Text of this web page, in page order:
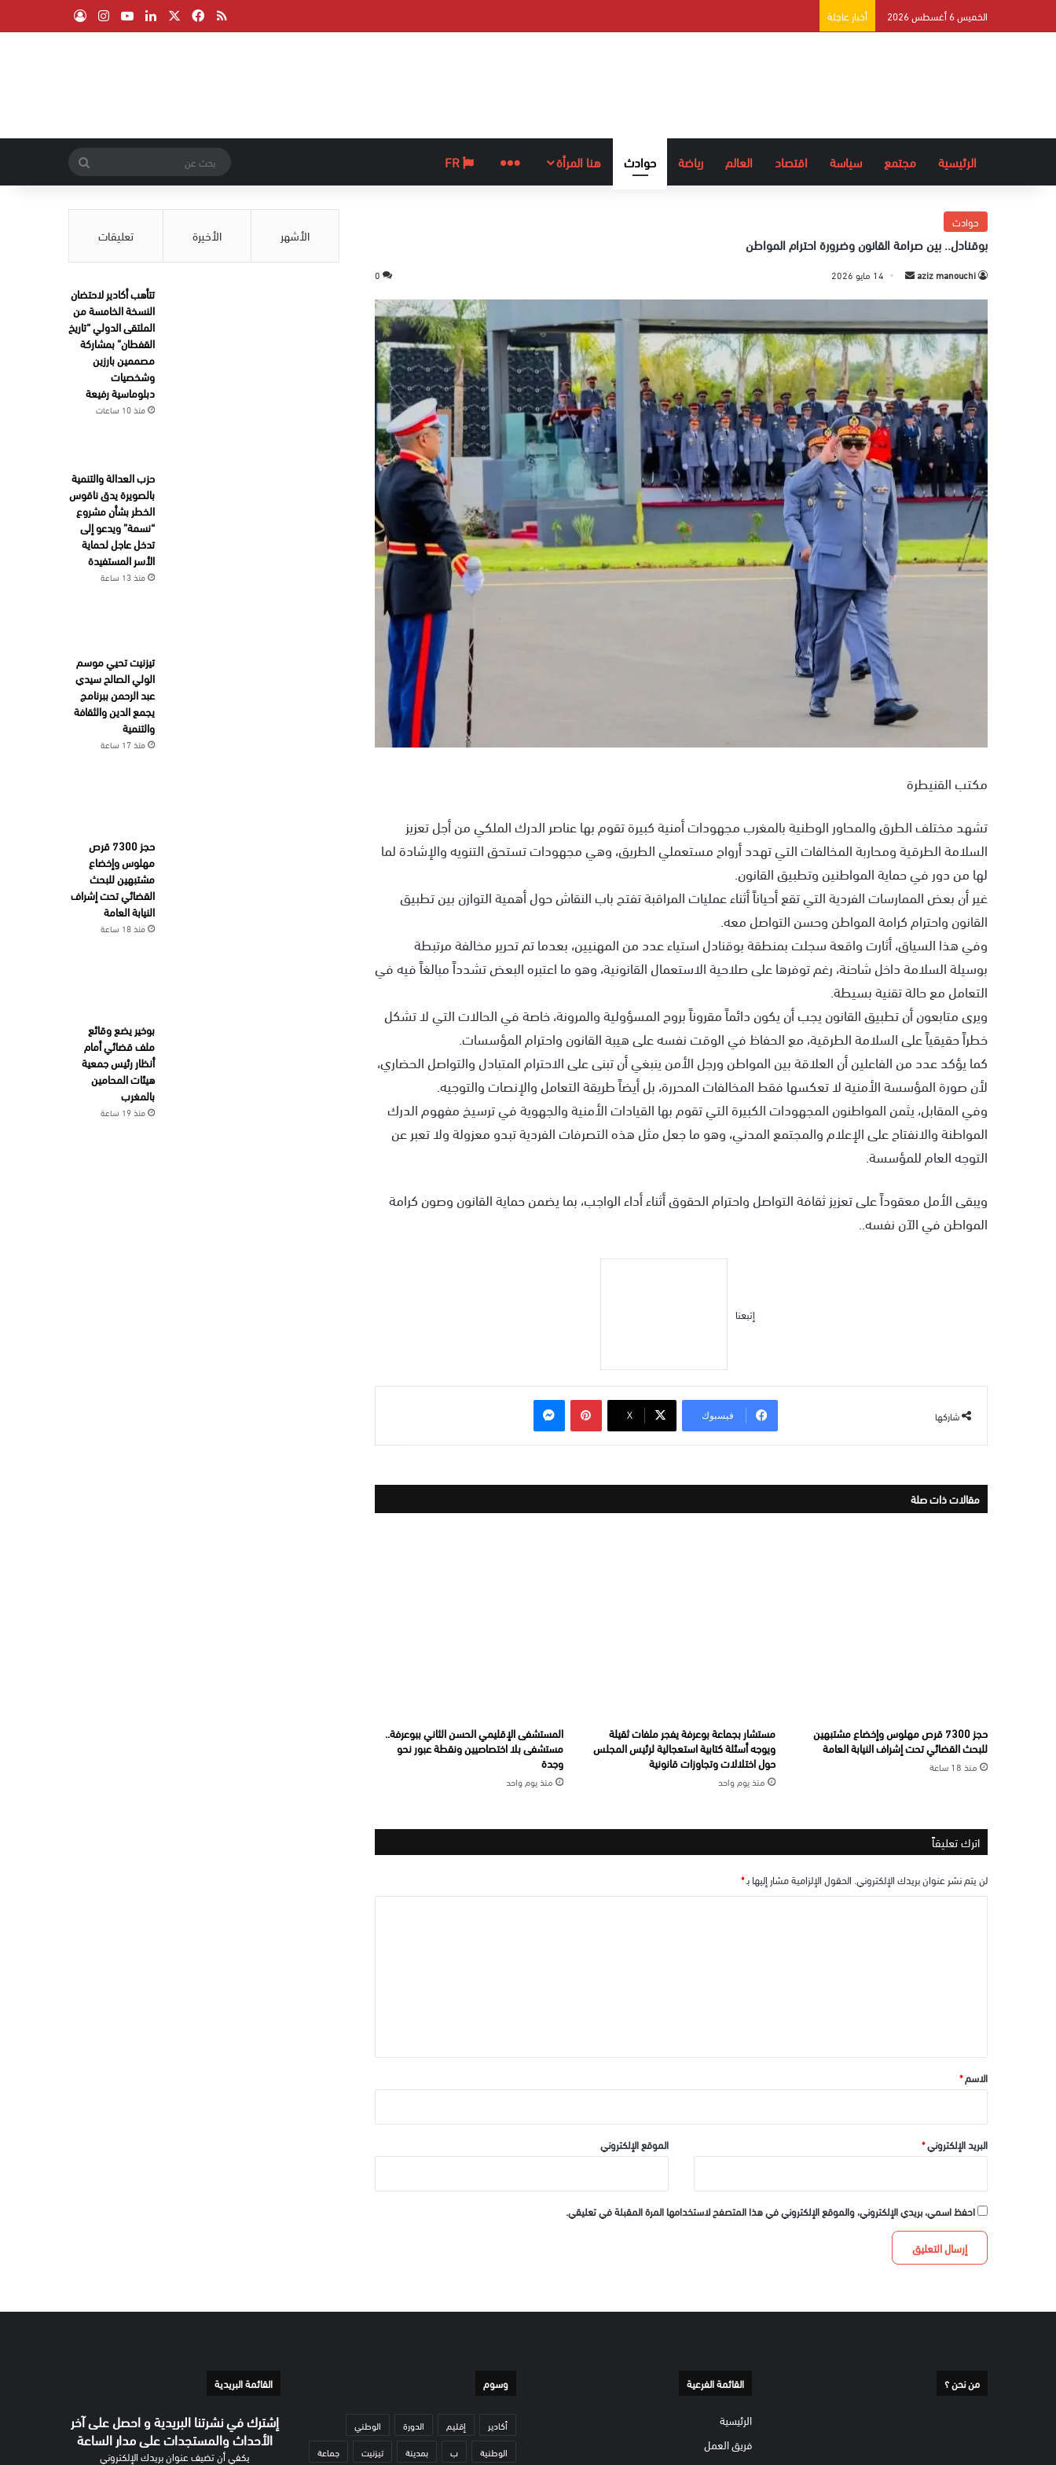
الخميس 6 أغسطس 2026 أخبار عاجلة ملخص الموقع RSS
فيسبوك لينكدإن ‫YouTube
انستقرام
الرئيسية مجتمع سياسة اقتصاد العالم رياضة حوادث هنا المرأة المزيد
عن
حوادث
بوقنادل.. بين صرامة القانون وضرورة احترام المواطن
aziz manouchi
ل
ب
ر
ي
د
ا
ل
ك
ت
و
ن
ي
14 مايو 2026 0
مكتب القنيطرة
تشهد مختلف الطرق والمحاور الوطنية بالمغرب مجهودات أمنية كبيرة تقوم بها عناصر الدرك الملكي من أجل تعزيز
السلامة الطرقية ومحاربة المخالفات التي تهدد أرواح مستعملي الطريق، وهي مجهودات تستحق التنويه والإشادة لما
لها من دور في حماية المواطنين وتطبيق القانون.
غير أن بعض الممارسات الفردية التي تقع أحياناً أثناء عمليات المراقبة تفتح باب النقاش حول أهمية التوازن بين تطبيق
القانون واحترام كرامة المواطن وحسن التواصل معه.
وفي هذا السياق، أثارت واقعة سجلت بمنطقة بوقنادل استياء عدد من المهنيين، بعدما تم تحرير مخالفة مرتبطة
بوسيلة السلامة داخل شاحنة، رغم توفرها على صلاحية الاستعمال القانونية، وهو ما اعتبره البعض تشدداً مبالغاً فيه في
التعامل مع حالة تقنية بسيطة.
ويرى متابعون أن تطبيق القانون يجب أن يكون دائماً مقروناً بروح المسؤولية والمرونة، خاصة في الحالات التي لا تشكل
خطراً حقيقياً على السلامة الطرقية، مع الحفاظ في الوقت نفسه على هيبة القانون واحترام المؤسسات.
كما يؤكد عدد من الفاعلين أن العلاقة بين المواطن ورجل الأمن ينبغي أن تبنى على الاحترام المتبادل والتواصل الحضاري،
لأن صورة المؤسسة الأمنية لا تعكسها فقط المخالفات المحررة، بل أيضاً طريقة التعامل والإنصات والتوجيه.
وفي المقابل، يثمن المواطنون المجهودات الكبيرة التي تقوم بها القيادات الأمنية والجهوية في ترسيخ مفهوم الدرك
المواطنة والانفتاح على الإعلام والمجتمع المدني، وهو ما جعل مثل هذه التصرفات الفردية تبدو معزولة ولا تعبر عن
التوجه العام للمؤسسة.
ويبقى الأمل معقوداً على تعزيز ثقافة التواصل واحترام الحقوق أثناء أداء الواجب، بما يضمن حماية القانون وصون كرامة
المواطن في الآن نفسه..
إتبعنا
شاركها فيسبوك ‫X
بينتيريست
مقالات ذات صلة
حجز 7300 قرص مهلوس وإخضاع مشتبهين
للبحث القضائي تحت إشراف النيابة العامة
منذ 18 ساعة
مستشار بجماعة بوعرفة يفجر ملفات ثقيلة
ويوجه أسئلة كتابية استعجالية لرئيس المجلس
حول اختلالات وتجاوزات قانونية
منذ يوم واحد
المستشفى الإقليمي الحسن الثاني ببوعرفة..
مستشفى بلا اختصاصيين ونقطة عبور نحو
وجدة
منذ يوم واحد
اترك تعليقاً
لن يتم نشر عنوان بريدك الإلكتروني. الحقول الإلزامية مشار إليها بـ*
*الاسم*
البريد الإلكتروني* الموقع الإلكتروني
احفظ اسمي، بريدي الإلكتروني، والموقع الإلكتروني في هذا المتصفح لاستخدامها المرة المقبلة في تعليقي.
الأشهر الأخيرة تعليقات
تتأهب أكادير لاحتضان
النسخة الخامسة من
الملتقى الدولي “تاريخ
القفطان” بمشاركة
مصممين بارزين
وشخصيات
دبلوماسية رفيعة
منذ 10 ساعات
حزب العدالة والتنمية
بالصويرة يدق ناقوس
الخطر بشأن مشروع
“نسمة” ويدعو إلى
تدخل عاجل لحماية
الأسر المستفيدة
منذ 13 ساعة
تيزنيت تحيي موسم
الولي الصالح سيدي
عبد الرحمن ببرنامج
يجمع الدين والثقافة
والتنمية
منذ 17 ساعة
حجز 7300 قرص
مهلوس وإخضاع
مشتبهين للبحث
القضائي تحت إشراف
النيابة العامة
منذ 18 ساعة
بوخير يضع وقائع
ملف قضائي أمام
أنظار رئيس جمعية
هيئات المحامين
بالمغرب
منذ 19 ساعة
من نحن ؟ القائمة الفرعية
الرئيسية
فريق العمل
وسوم
أكادير إقليم الدورة
الوطني
الوطنية
ب بمدينة تيزنيت جماعة
القائمة البريدية
إشترك في نشرتنا البريدية و احصل على آخر
الأحداث والمستجدات على مدار الساعة
يكفي أن تضيف عنوان بريدك الإلكتروني